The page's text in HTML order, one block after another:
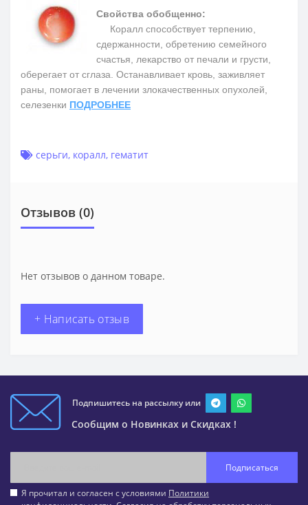
Свойства обобщенно:
Коралл способствует терпению,
сдержанности, обретению семейного
счастья, лекарство от печали и грусти,
оберегает от сглаза. Останавливает кровь, заживляет
раны, помогает в лечении злокачественных опухолей,
селезенки ПОДРОБНЕЕ
серьги, коралл, гематит
Отзывов (0)
Нет отзывов о данном товаре.
+ Написать отзыв
Подпишитесь на рассылку или
Сообщим о Новинках и Скидках !
Подписаться
Я прочитал и согласен с условиями Политики